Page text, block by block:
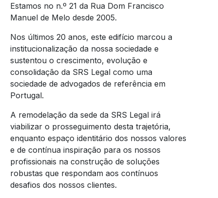
Estamos no n.º 21 da Rua Dom Francisco
Manuel de Melo desde 2005.
Nos últimos 20 anos, este edifício marcou a
institucionalização da nossa sociedade e
sustentou o crescimento, evolução e
consolidação da SRS Legal como uma
sociedade de advogados de referência em
Portugal.
A remodelação da sede da SRS Legal irá
viabilizar o prosseguimento desta trajetória,
enquanto espaço identitário dos nossos valores
e de contínua inspiração para os nossos
profissionais na construção de soluções
robustas que respondam aos contínuos
desafios dos nossos clientes.